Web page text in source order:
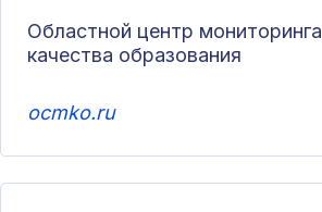
Областной центр мониторинга
качества образования
ocmko.ru